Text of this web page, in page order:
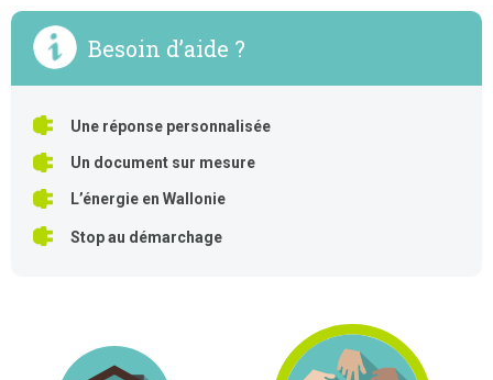
Besoin d’aide ?
Une réponse personnalisée
Un document sur mesure
L’énergie en Wallonie
Stop au démarchage